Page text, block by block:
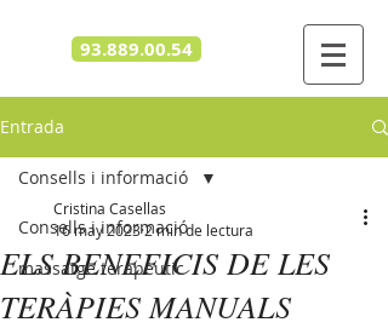
93.889.00.54
Entrada
Consells i informació
massatge terapèutic
Consells i informació
ELS BENEFICIS DE LES
TERÀPIES MANUALS
Cristina Casellas
16 may 20232 min de lectura